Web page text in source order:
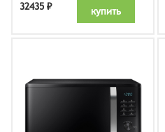
32435 ₽ купить